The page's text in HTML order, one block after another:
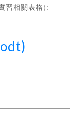
習相關表格):